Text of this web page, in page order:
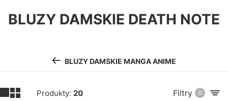
BLUZY DAMSKIE DEATH NOTE
BLUZY DAMSKIE MANGA ANIME
Produkty: 20 Filtry 0